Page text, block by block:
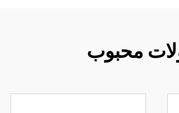
محبوب